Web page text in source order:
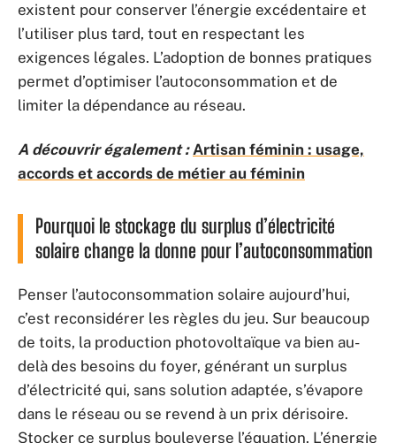
existent pour conserver l’énergie excédentaire et
l’utiliser plus tard, tout en respectant les
exigences légales. L’adoption de bonnes pratiques
permet d’optimiser l’autoconsommation et de
limiter la dépendance au réseau.
A découvrir également : Artisan féminin : usage,
accords et accords de métier au féminin
Pourquoi le stockage du surplus d’électricité
solaire change la donne pour l’autoconsommation
Penser l’autoconsommation solaire aujourd’hui,
c’est reconsidérer les règles du jeu. Sur beaucoup
de toits, la production photovoltaïque va bien au-
delà des besoins du foyer, générant un surplus
d’électricité qui, sans solution adaptée, s’évapore
dans le réseau ou se revend à un prix dérisoire.
Stocker ce surplus bouleverse l’équation. L’énergie